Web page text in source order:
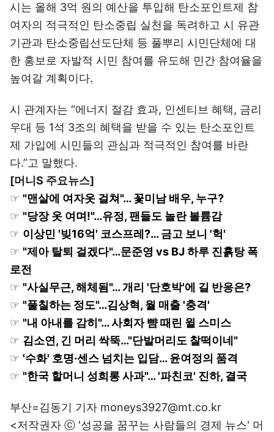
시는 올해 3억 원의 예산을 투입해 탄소포인트제 참
여자의 적극적인 탄소중립 실천을 독려하고 시 유관
기관과 탄소중립선도단체 등 풀뿌리 시민단체에 대
한 홍보로 자발적 시민 참여를 유도해 민간 참여율을
높여갈 계획이다.
시 관계자는 “에너지 절감 효과, 인센티브 혜택, 금리
우대 등 1석 3조의 혜택을 받을 수 있는 탄소포인트
제 가입에 시민들의 관심과 적극적인 참여를 바란
다.”고 말했다.
[머니S 주요뉴스]
☞ "맨살에 여자옷 걸쳐"… 꽃미남 배우, 누구?
☞ "당장 옷 여며!"…유정, 팬들도 놀란 볼륨감
☞ 이상민 '빚16억' 코스프레?… 금고 보니 '헉'
☞ "제아 탈퇴 걸겠다"…문준영 vs BJ 하루 진흙탕 폭
로전
☞ "사실무근, 해체됨"… 개리 '단호박'에 길 반응은?
☞ "풀칠하는 정도"…김상혁, 월 매출 '충격'
☞ "내 아내를 감히"… 사회자 뺨 때린 윌 스미스
☞ 김소연, 긴 머리 싹뚝…"단발머리도 찰떡이네"
☞ '수화' 호명·센스 넘치는 입담… 윤여정의 품격
☞ "한국 할머니 성희롱 사과"… '파친코' 진하, 결국
부산=김동기 기자 moneys3927@mt.co.kr
<저작권자 ⓒ '성공을 꿈꾸는 사람들의 경제 뉴스' 머